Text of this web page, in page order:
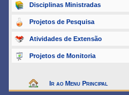
Disciplinas Ministradas
Projetos de Pesquisa
Atividades de Extensão
Projetos de Monitoria
Ir ao Menu Principal